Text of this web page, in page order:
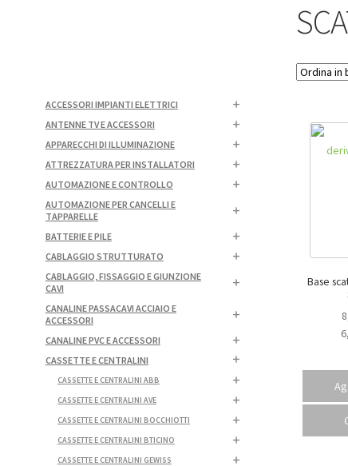
Base
ACCESSORI IMPIANTI ELETTRICI
ANTENNE TV E ACCESSORI
APPARECCHI DI ILLUMINAZIONE
ATTREZZATURA PER INSTALLATORI
AUTOMAZIONE E CONTROLLO
AUTOMAZIONE PER CANCELLI E
TAPPARELLE
BATTERIE E PILE
CABLAGGIO STRUTTURATO
CABLAGGIO, FISSAGGIO E GIUNZIONE
CAVI
CANALINE PASSACAVI ACCIAIO E
ACCESSORI
CANALINE PVC E ACCESSORI
CASSETTE E CENTRALINI
CASSETTE E CENTRALINI ABB
CASSETTE E CENTRALINI AVE
CASSETTE E CENTRALINI BOCCHIOTTI
CASSETTE E CENTRALINI BTICINO
CASSETTE E CENTRALINI GEWISS